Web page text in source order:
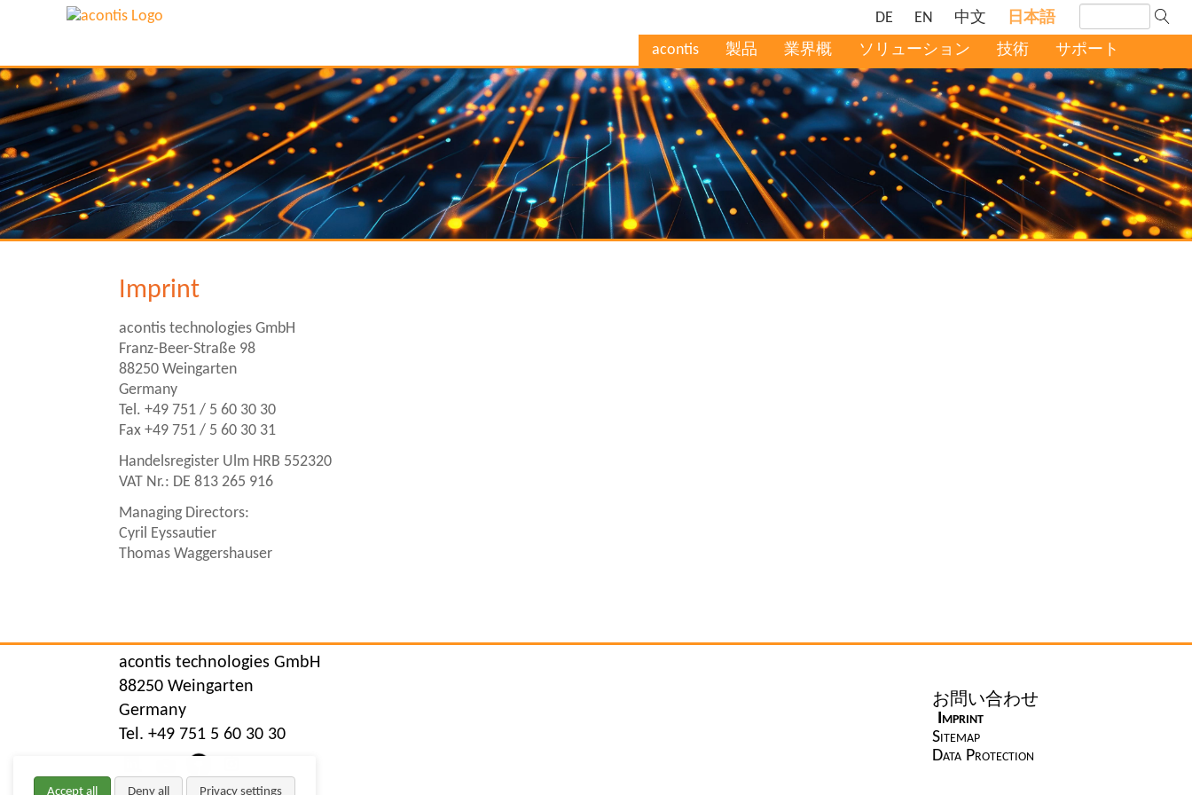
DE EN 中文
日本語
acontis
製品 業界概 ソリューション 技術 サポート
Imprint
acontis technologies GmbH
Franz-Beer-Straße 98
88250 Weingarten
Germany
Tel. +49 751 / 5 60 30 30
Fax +49 751 / 5 60 30 31
Handelsregister Ulm HRB 552320
VAT Nr.: DE 813 265 916
Managing Directors:
Cyril Eyssautier
Thomas Waggershauser
ナ
ビ
ゲ
ー
お問い合わせ
Imprint
Sitemap
Data Protection
acontis technologies GmbH
88250 Weingarten
Germany
Tel. +49 751 5 60 30 30
Accept all Deny all Privacy settings